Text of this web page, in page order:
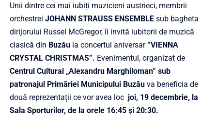
Unii dintre cei mai iubiți muzicieni austrieci, membrii
orchestrei JOHANN STRAUSS ENSEMBLE sub bagheta
dirijorului Russel McGregor, îi invită iubitorii de muzică
clasică din Buzău la concertul aniversar”VIENNA
CRYSTAL CHRISTMAS”. Evenimentul, organizat de
Centrul Cultural „Alexandru Marghiloman” sub
patronajul Primăriei Municipului Buzău va beneficia de
două reprezentații ce vor avea loc joi, 19 decembrie, la
Sala Sporturilor, de la orele 16:45 și 20:30.